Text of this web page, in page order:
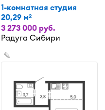
1-комнатная студия
20,29 м2
3 273 000 руб.
Радуга Сибири
✎